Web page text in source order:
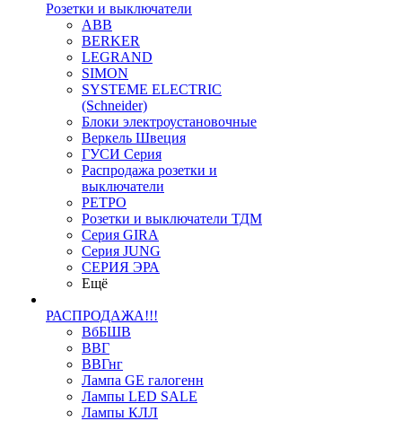
Розетки и выключатели
ABB
BERKER
LEGRAND
SIMON
SYSTEME ELECTRIC
(Schneider)
Блоки электроустановочные
Веркель Швеция
ГУСИ Серия
Распродажа розетки и
выключатели
РЕТРО
Розетки и выключатели ТДМ
Серия GIRA
Серия JUNG
СЕРИЯ ЭРА
Ещё
РАСПРОДАЖА!!!
ВбБШВ
ВВГ
ВВГнг
Лампа GE галогенн
Лампы LED SALE
Лампы КЛЛ